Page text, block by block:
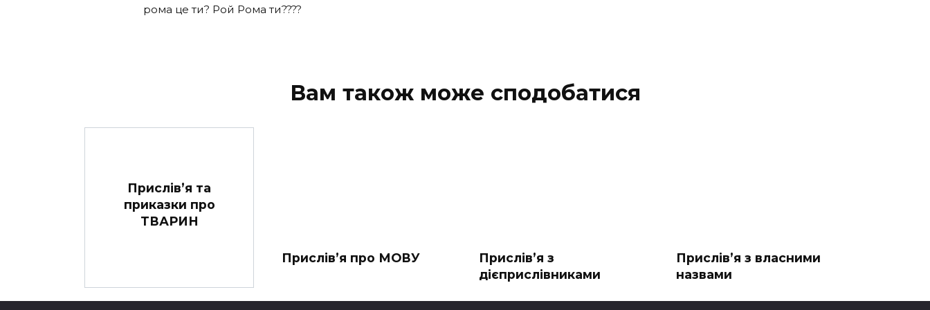
рома це ти? Рой Рома ти????
Вам також може сподобатися
Прислів’я та
приказки про
ТВАРИН
Прислів’я про МОВУ
Прислів’я з
дієприслівниками
Прислів’я з власними
назвами